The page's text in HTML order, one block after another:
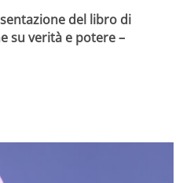
del libro di
su verità e potere –